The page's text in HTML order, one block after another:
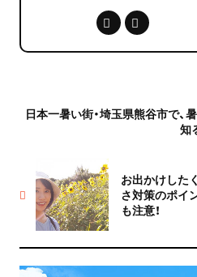
お出かけした
さ対策のポイ
も注意！
日本一暑い街・埼玉県熊谷市で、
知